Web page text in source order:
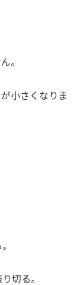
。
小さくなりま
切る。